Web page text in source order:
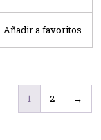
Añadir a favoritos
1 2 →